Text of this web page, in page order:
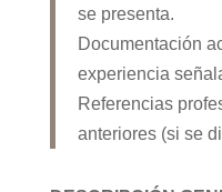
se presenta.
Documentación
experiencia
Referencias
anteriores (si se